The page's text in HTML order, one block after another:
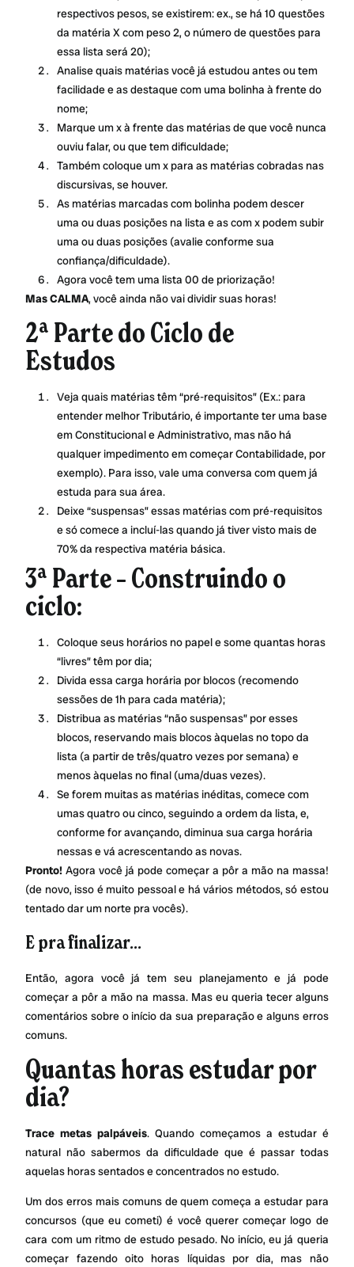
respectivos pesos, se existirem: ex., se há 10 questões
da matéria X com peso 2, o número de questões para
essa lista será 20);
Analise quais matérias você já estudou antes ou tem
facilidade e as destaque com uma bolinha à frente do
nome;
Marque um x à frente das matérias de que você nunca
ouviu falar, ou que tem dificuldade;
Também coloque um x para as matérias cobradas nas
discursivas, se houver.
As matérias marcadas com bolinha podem descer
uma ou duas posições na lista e as com x podem subir
uma ou duas posições (avalie conforme sua
confiança/dificuldade).
Agora você tem uma lista 00 de priorização!
Mas CALMA, você ainda não vai dividir suas horas!
2ª Parte do Ciclo de
Estudos
Veja quais matérias têm “pré-requisitos” (Ex.: para
entender melhor Tributário, é importante ter uma base
em Constitucional e Administrativo, mas não há
qualquer impedimento em começar Contabilidade, por
exemplo). Para isso, vale uma conversa com quem já
estuda para sua área.
Deixe “suspensas” essas matérias com pré-requisitos
e só comece a incluí-las quando já tiver visto mais de
70% da respectiva matéria básica.
3ª Parte – Construindo o
ciclo:
Coloque seus horários no papel e some quantas horas
“livres” têm por dia;
Divida essa carga horária por blocos (recomendo
sessões de 1h para cada matéria);
Distribua as matérias “não suspensas” por esses
blocos, reservando mais blocos àquelas no topo da
lista (a partir de três/quatro vezes por semana) e
menos àquelas no final (uma/duas vezes).
Se forem muitas as matérias inéditas, comece com
umas quatro ou cinco, seguindo a ordem da lista, e,
conforme for avançando, diminua sua carga horária
nessas e vá acrescentando as novas.
Pronto!Agora você já pode começar a pôr a mão na massa!
(de novo, isso é muito pessoal e há vários métodos, só estou
tentado dar um norte pra vocês).
E pra finalizar…
Então, agora você já tem seu planejamento e já pode
começar a pôr a mão na massa. Mas eu queria tecer alguns
comentários sobre o início da sua preparação e alguns erros
comuns.
Quantas horas estudar por
dia?
Trace metas palpáveis. Quando começamos a estudar é
natural não sabermos da dificuldade que é passar todas
aquelas horas sentados e concentrados no estudo.
Um dos erros mais comuns de quem começa a estudar para
concursos (que eu cometi) é você querer começar logo de
cara com um ritmo de estudo pesado. No início, eu já queria
começar fazendo oito horas líquidas por dia, mas não